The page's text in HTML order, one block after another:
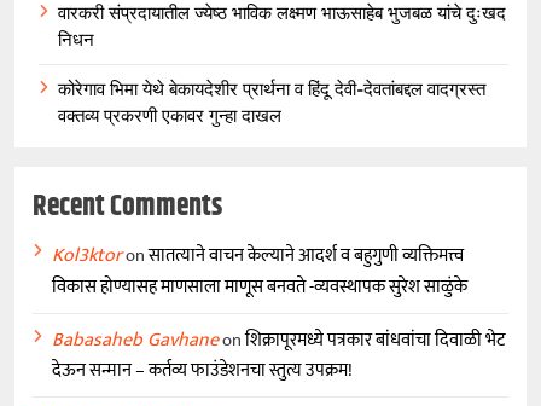
वारकरी संप्रदायातील ज्येष्ठ भाविक लक्ष्मण भाऊसाहेब भुजबळ यांचे दुःखद
निधन
कोरेगाव भिमा येथे बेकायदेशीर प्रार्थना व हिंदू देवी-देवतांबद्दल वादग्रस्त
वक्तव्य प्रकरणी एकावर गुन्हा दाखल
Recent Comments
Kol3ktoronसातत्याने वाचन केल्याने आदर्श व बहुगुणी व्यक्तिमत्त्व
विकास होण्यासह माणसाला माणूस बनवते -व्यवस्थापक सुरेश साळुंके
Babasaheb Gavhaneonशिक्रापूरमध्ये पत्रकार बांधवांचा दिवाळी भेट
देऊन सन्मान – कर्तव्य फाउंडेशनचा स्तुत्य उपक्रम!